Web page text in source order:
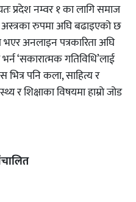
प्रदेश नम्वर १ का लागि समाज
रुपमा अघि बढाइएको छ
अनलाइन पत्रकारिता अघि
‘सकारात्मक गतिविधि’लाई
भित्र पनि कला, साहित्य र
र शिक्षाका विषयमा हाम्रो जोड